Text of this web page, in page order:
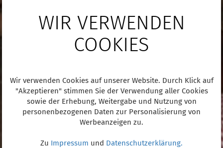
WIR VERWENDEN
COOKIES
Wir verwenden Cookies auf unserer Website. Durch Klick auf
"Akzeptieren" stimmen Sie der Verwendung aller Cookies
sowie der Erhebung, Weitergabe und Nutzung von
personenbezogenen Daten zur Personalisierung von
Werbeanzeigen zu.
Zu Impressum und Datenschutzerklärung.